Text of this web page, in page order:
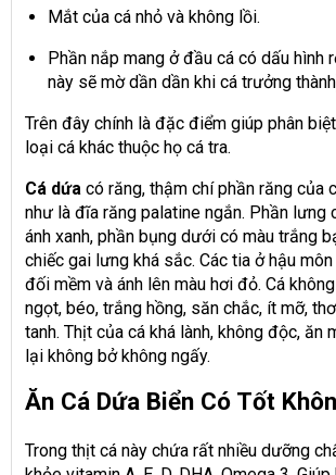
Mắt của cá nhỏ và không lồi.
Phần nắp mang ở đầu cá có dấu hình
này sẽ mờ dần dần khi cá trưởng
Trên đây chính là đặc điểm giúp phân
loại cá khác thuộc họ cá tra.
Cá dứa có răng, thậm chí phần răng của
như là đĩa răng palatine ngắn. Phần lưng
ánh xanh, phần bụng dưới có màu trắng
chiếc gai lưng khá sắc. Các tia ở hậu
đối mềm và ánh lên màu hơi đỏ. Cá
ngọt, béo, trắng hồng, săn chắc, ít mỡ,
tanh. Thịt của cá khá lành, không độc, ăn
lại không bở không ngấy.
Ăn Cá Dứa Biển Có Tốt
Trong thịt cá này chứa rất nhiều dưỡng